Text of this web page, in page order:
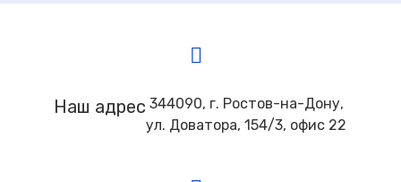
Наш адрес 344090, г. Ростов-на-Дону,
ул. Доватора, 154/3, офис 22